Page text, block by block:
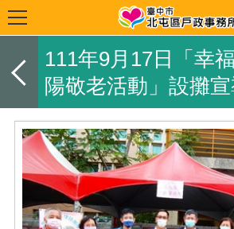
111年9月17日「幸
陽敬老活動️」設攤